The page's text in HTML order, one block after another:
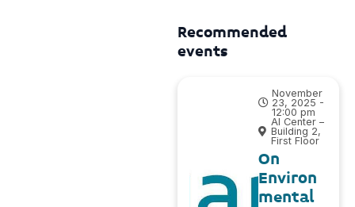
Recommended
events
November
23, 2025 -
12:00 pm
AI Center –
Building 2,
First Floor
On
Environ
mental